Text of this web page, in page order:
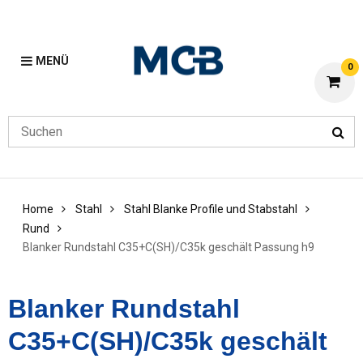
MENÜ 0
Home Stahl
Stahl Blanke Profile und Stabstahl
Rund
Blanker Rundstahl C35+C(SH)/C35k geschält Passung h9
Blanker Rundstahl
C35+C(SH)/C35k geschält